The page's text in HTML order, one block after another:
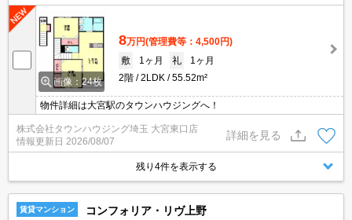
画像：24枚
8万円(管理費等：4,500円)
敷
1ヶ月 礼
1ヶ月
2階
2LDK 55.52m²
物件詳細は大宮駅のタウンハウジングへ！
株式会社タウンハウジング埼玉 大宮東口店
情報更新日 2026/08/07
詳細を見る
残り4件を表示する
賃貸マンション コンフォリア・リヴ上野